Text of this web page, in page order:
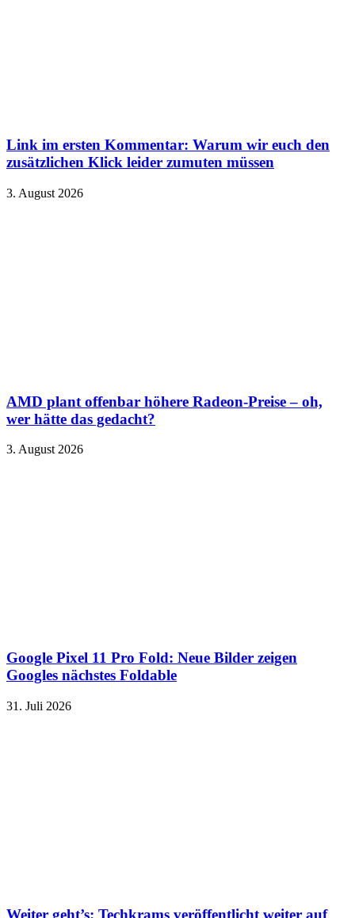
Link im ersten Kommentar: Warum wir euch den
zusätzlichen Klick leider zumuten müssen
3. August 2026
AMD plant offenbar höhere Radeon-Preise – oh,
wer hätte das gedacht?
3. August 2026
Google Pixel 11 Pro Fold: Neue Bilder zeigen
Googles nächstes Foldable
31. Juli 2026
Weiter geht’s: Techkrams veröffentlicht weiter auf